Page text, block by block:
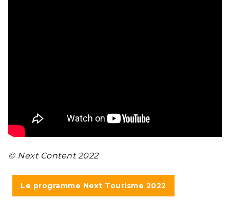
© Next Content 2022
Le programme Next Tourisme 2022